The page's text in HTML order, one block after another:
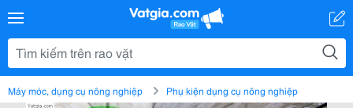
Máy móc, dụng cụ nông nghiệp Phụ kiện dụng cụ nông nghiệp